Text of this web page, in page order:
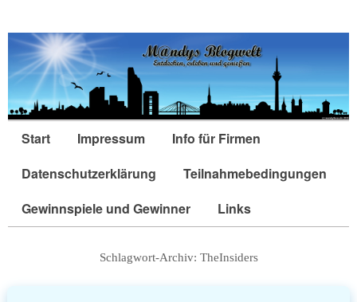
Start Impressum
Info für Firmen
Datenschutzerklärung
Teilnahmebedingungen
Gewinnspiele und Gewinner
Links
Schlagwort-Archiv: TheInsiders